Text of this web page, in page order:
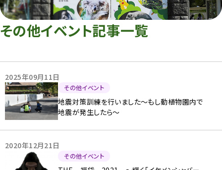
再生プラン
東山動植物園
への支援
環境教育
Follow
その他イベント記事一覧
2025年09月11日
その他イベント
地震対策訓練を行いました～もし動植物園内で
地震が発生したら～
2020年12月21日
その他イベント